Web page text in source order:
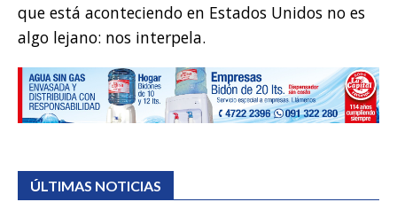
que está aconteciendo en Estados Unidos no es
algo lejano: nos interpela.
ÚLTIMAS NOTICIAS